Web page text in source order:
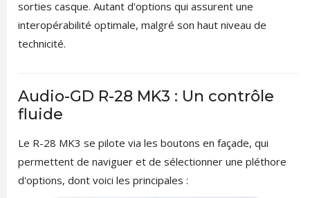
sorties casque. Autant d'options qui assurent une
interopérabilité optimale, malgré son haut niveau de
technicité.
Audio-GD R-28 MK3 : Un contrôle
fluide
Le R-28 MK3 se pilote via les boutons en façade, qui
permettent de naviguer et de sélectionner une pléthore
d'options, dont voici les principales :